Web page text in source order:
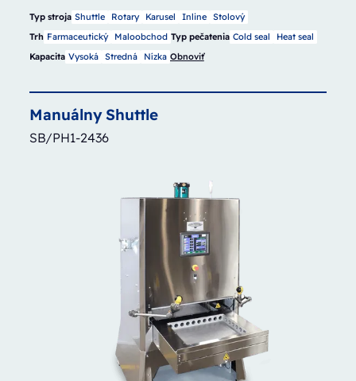
Typ stroja Shuttle Rotary Karusel Inline Stolový
Trh Farmaceutický Maloobchod Typ pečatenia Cold seal
Heat seal
Kapacita Vysoká Stredná Nízka Obnoviť
ManuálnyShuttle
SB/PH1-2436